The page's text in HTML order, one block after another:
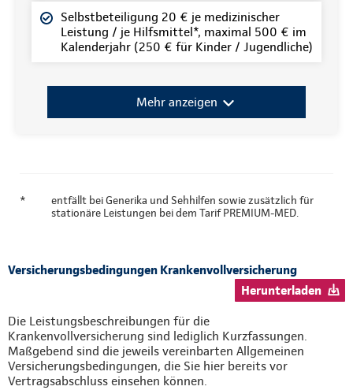
Selbstbeteiligung 20 € je medizinischer
Leistung / je Hilfsmittel*, maximal 500 € im
Kalenderjahr (250 € für Kinder / Jugendliche)
Mehr anzeigen
*
entfällt bei Generika und Sehhilfen sowie zusätzlich für
stationäre Leistungen bei dem Tarif PREMIUM-MED.
Versicherungsbedingungen Krankenvollversicherung
Herunterladen
Die Leistungsbeschreibungen für die
Krankenvollversicherung sind lediglich Kurzfassungen.
Maßgebend sind die jeweils vereinbarten Allgemeinen
Versicherungsbedingungen, die Sie hier bereits vor
Vertragsabschluss einsehen können.